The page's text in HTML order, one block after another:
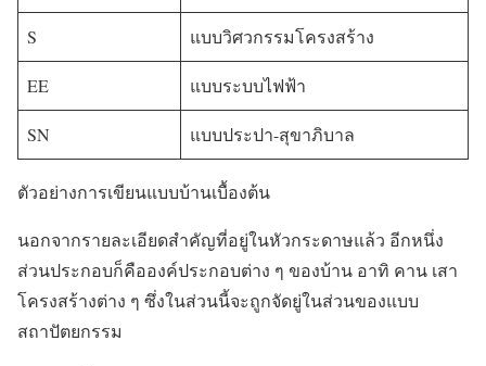
S แบบวิศวกรรมโครงสร้าง
EE แบบระบบไฟฟ้า
SN แบบประปา-สุขาภิบาล
ตัวอย่างการเขียนแบบบ้านเบื้องต้น
นอกจากรายละเอียดสำคัญที่อยู่ในหัวกระดาษแล้ว อีกหนึ่ง
ส่วนประกอบก็คือองค์ประกอบต่าง ๆ ของบ้าน อาทิ คาน เสา
โครงสร้างต่าง ๆ ซึ่งในส่วนนี้จะถูกจัดยู่ในส่วนของแบบ
สถาปัตยกรรม